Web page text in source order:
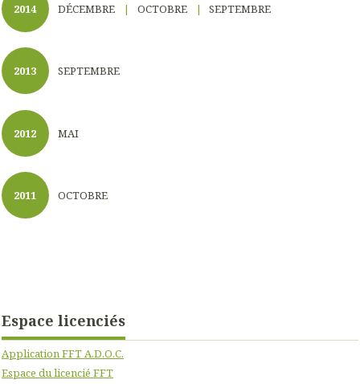
Espace licenciés
Application FFT A.D.O.C.
Espace du licencié FFT
2014 DÉCEMBRE OCTOBRE SEPTEMBRE
2013 SEPTEMBRE
2012 MAI
2011 OCTOBRE